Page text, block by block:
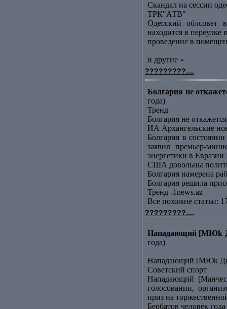
Скандал на сессии
ТРК"АТВ"
Одесский облсовет
находится в
проведение в
и другие »
?????????....
Болгария не
года)
Тренд
Болгария не
ИА Архангельские
Болгария в
заявил премьер-
энергетики в
США довольны
Болгария намерена
Болгария решила
Тренд -1news.az
Все похожие статьи:
?????????....
Нападающий [МЮk
года)
Нападающий [МЮk
Советский спорт
Нападающий
голосовании,
приз на
Бербатов человек